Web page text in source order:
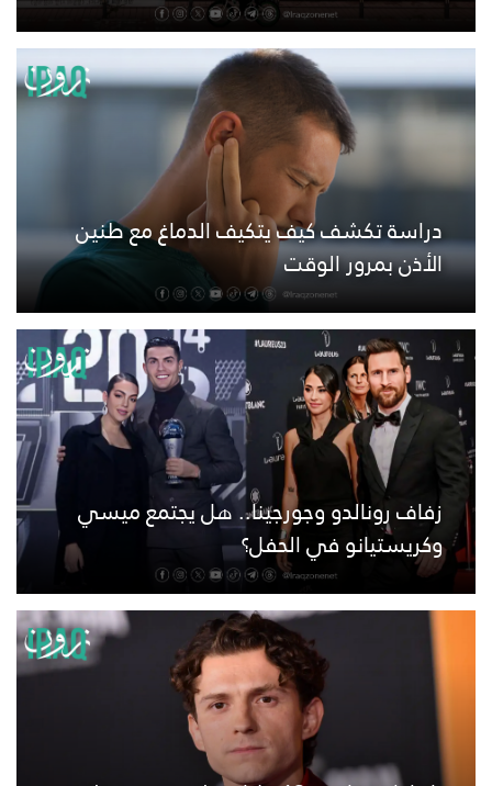
دراسة تكشف كيف يتكيف الدماغ مع طنين
الأذن بمرور الوقت
زفاف رونالدو وجورجينا.. هل يجتمع ميسي
وكريستيانو في الحفل؟